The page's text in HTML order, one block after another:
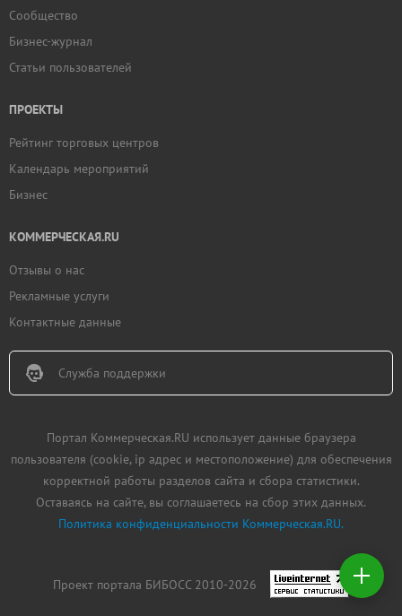
Добавить
Создать
Сообщество
Бизнес-журнал
Статьи пользователей
ПРОЕКТЫ
Рейтинг торговых центров
Календарь мероприятий
Бизнес
КОММЕРЧЕСКАЯ.RU
Отзывы о нас
Рекламные услуги
Контактные данные
Служба поддержки
Портал Коммерческая.RU использует данные браузера
пользователя (cookie, ip адрес и местоположение) для обеспечения
корректной работы разделов сайта и сбора статистики.
Оставаясь на сайте, вы соглашаетесь на сбор этих данных.
Политика конфиденциальности Коммерческая.RU.
Проект портала БИБОСС 2010-2026